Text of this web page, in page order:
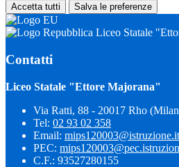
Accetta tutti Salva le preferenze
Liceo Statale
Contatti
Liceo Statale "Ettore Majorana"
Via Ratti, 88 - 20017 Rho
Tel: 02 93 02 358
Email: mips120003@istruzione.it
PEC:
C.F.: 93527280155